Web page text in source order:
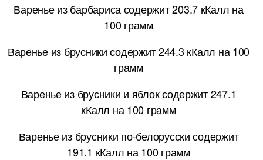
Варенье из барбариса содержит 203.7 кКалл на
100 грамм
Варенье из брусники содержит 244.3 кКалл на 100
грамм
Варенье из брусники и яблок содержит 247.1
кКалл на 100 грамм
Варенье из брусники по-белорусски содержит
191.1 кКалл на 100 грамм